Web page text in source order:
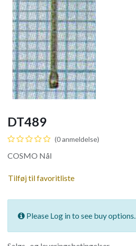
DT489
(0 anmeldelse)
COSMO Nål
Tilføj til favoritliste
Please Log in to see buy options.